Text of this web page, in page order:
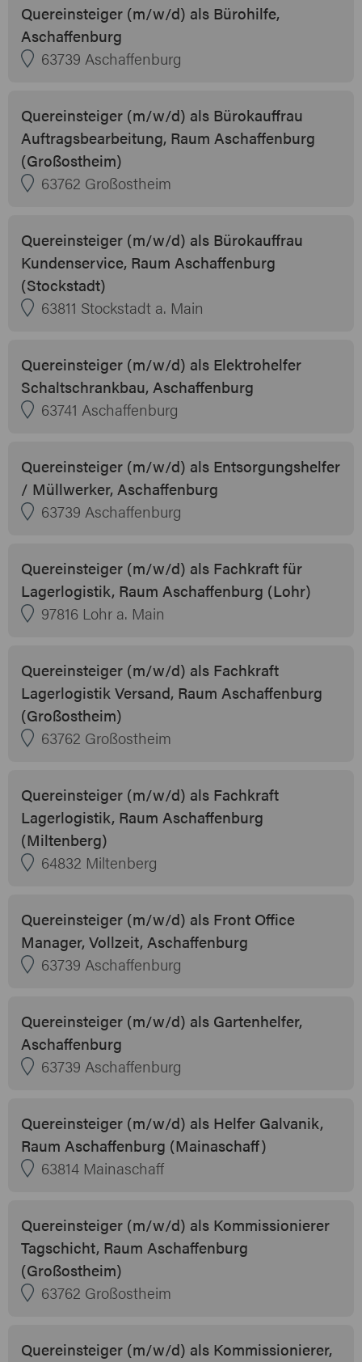
Quereinsteiger (m/w/d) als Bürohilfe,
Aschaffenburg
63739 Aschaffenburg
Quereinsteiger (m/w/d) als Bürokauffrau
Auftragsbearbeitung, Raum Aschaffenburg
(Großostheim)
63762 Großostheim
Quereinsteiger (m/w/d) als Bürokauffrau
Kundenservice, Raum Aschaffenburg
(Stockstadt)
63811 Stockstadt a. Main
Quereinsteiger (m/w/d) als Elektrohelfer
Schaltschrankbau, Aschaffenburg
63741 Aschaffenburg
Quereinsteiger (m/w/d) als Entsorgungshelfer
/ Müllwerker, Aschaffenburg
63739 Aschaffenburg
Quereinsteiger (m/w/d) als Fachkraft für
Lagerlogistik, Raum Aschaffenburg (Lohr)
97816 Lohr a. Main
Quereinsteiger (m/w/d) als Fachkraft
Lagerlogistik Versand, Raum Aschaffenburg
(Großostheim)
63762 Großostheim
Quereinsteiger (m/w/d) als Fachkraft
Lagerlogistik, Raum Aschaffenburg
(Miltenberg)
64832 Miltenberg
Quereinsteiger (m/w/d) als Front Office
Manager, Vollzeit, Aschaffenburg
63739 Aschaffenburg
Quereinsteiger (m/w/d) als Gartenhelfer,
Aschaffenburg
63739 Aschaffenburg
Quereinsteiger (m/w/d) als Helfer Galvanik,
Raum Aschaffenburg (Mainaschaff)
63814 Mainaschaff
Quereinsteiger (m/w/d) als Kommissionierer
Tagschicht, Raum Aschaffenburg
(Großostheim)
63762 Großostheim
Quereinsteiger (m/w/d) als Kommissionierer,